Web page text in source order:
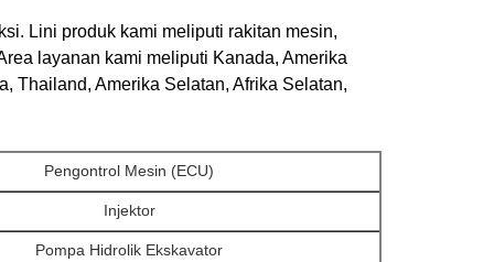
Lini produk kami meliputi rakitan mesin,
layanan kami meliputi Kanada, Amerika
Thailand, Amerika Selatan, Afrika Selatan,
Pengontrol Mesin (ECU)
Injektor
Pompa Hidrolik Ekskavator